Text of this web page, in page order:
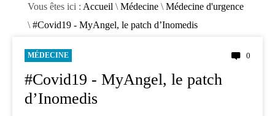
Vous êtes ici : Accueil \ Médecine \ Médecine d'urgence
\ #Covid19 - MyAngel, le patch d’Inomedis
MÉDECINE 0
#Covid19 - MyAngel, le patch
d’Inomedis